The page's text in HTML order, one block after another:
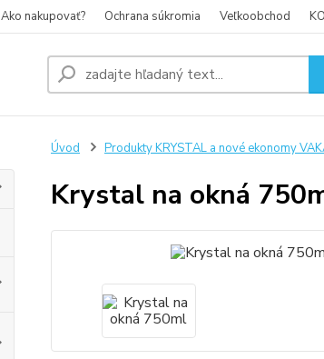
Ako nakupovať? Ochrana súkromia Veľkoobchod
Úvod Produkty KRYSTAL a nové ekonomy
Krystal na okná